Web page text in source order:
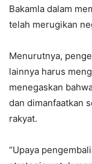
Bakamla dalam
telah merugikan
Menurutnya,
lainnya harus
menegaskan
dan dimanfaatkan
rakyat.
“Upaya